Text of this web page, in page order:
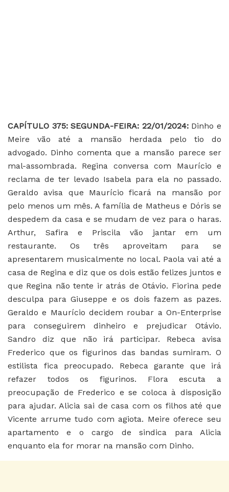
CAPÍTULO 375: SEGUNDA-FEIRA: 22/01/2024: Dinho e
Meire vão até a mansão herdada pelo tio do
advogado. Dinho comenta que a mansão parece ser
mal-assombrada. Regina conversa com Maurício e
reclama de ter levado Isabela para ela no passado.
Geraldo avisa que Maurício ficará na mansão por
pelo menos um mês. A família de Matheus e Dóris se
despedem da casa e se mudam de vez para o haras.
Arthur, Safira e Priscila vão jantar em um
restaurante. Os três aproveitam para se
apresentarem musicalmente no local. Paola vai até a
casa de Regina e diz que os dois estão felizes juntos e
que Regina não tente ir atrás de Otávio. Fiorina pede
desculpa para Giuseppe e os dois fazem as pazes.
Geraldo e Maurício decidem roubar a On-Enterprise
para conseguirem dinheiro e prejudicar Otávio.
Sandro diz que não irá participar. Rebeca avisa
Frederico que os figurinos das bandas sumiram. O
estilista fica preocupado. Rebeca garante que irá
refazer todos os figurinos. Flora escuta a
preocupação de Frederico e se coloca à disposição
para ajudar. Alicia sai de casa com os filhos até que
Vicente arrume tudo com agiota. Meire oferece seu
apartamento e o cargo de sindica para Alicia
enquanto ela for morar na mansão com Dinho.